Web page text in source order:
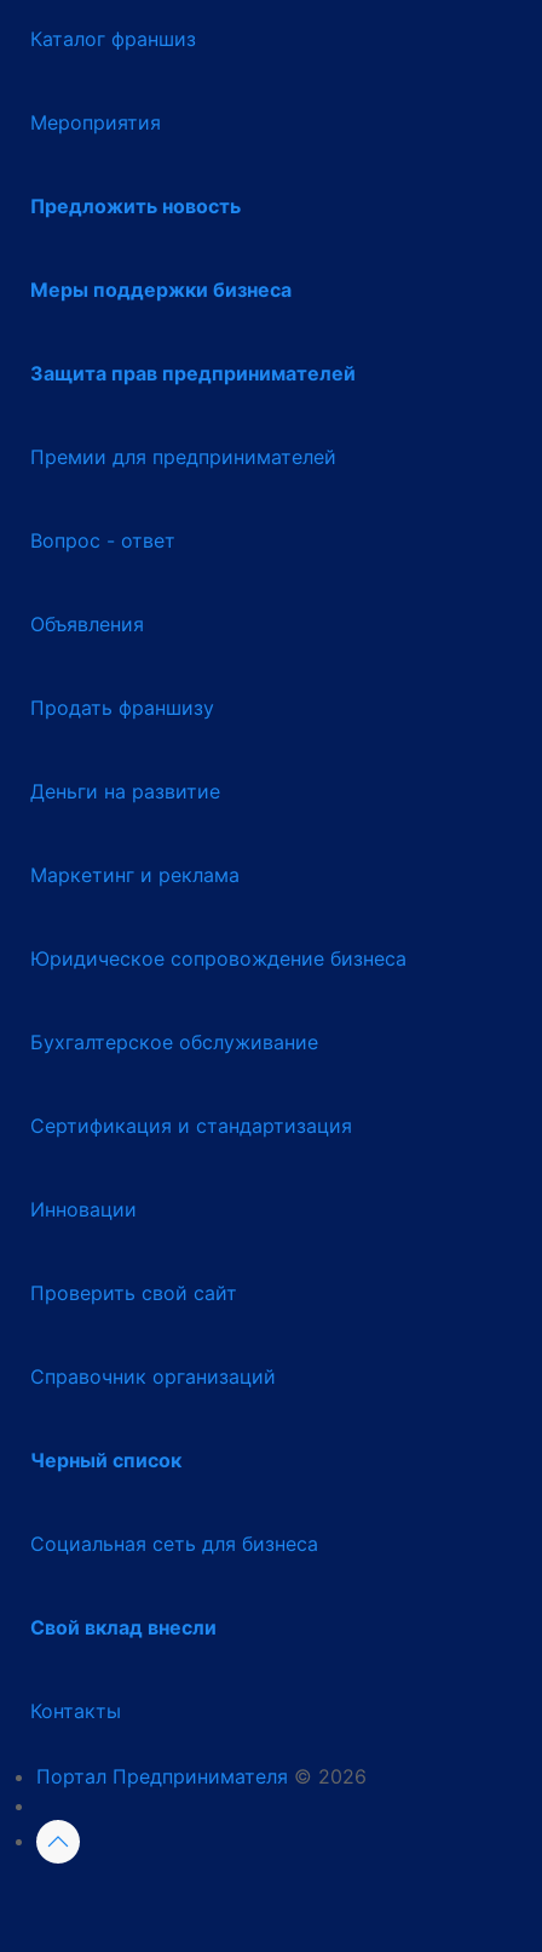
Каталог франшиз
Мероприятия
Предложить новость
Меры поддержки бизнеса
Защита прав предпринимателей
Премии для предпринимателей
Вопрос - ответ
Объявления
Продать франшизу
Деньги на развитие
Маркетинг и реклама
Юридическое сопровождение бизнеса
Бухгалтерское обслуживание
Сертификация и стандартизация
Инновации
Проверить свой сайт
Справочник организаций
Черный список
Социальная сеть для бизнеса
Свой вклад внесли
Контакты
Портал Предпринимателя © 2026